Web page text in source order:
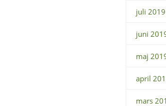
juli 2019
juni
maj
april
mars